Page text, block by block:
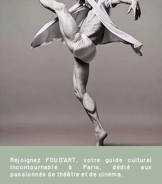
Rejoignez FOUD'ART, votre guide culturel
incontournable à Paris, dédié aux
passionnés de théâtre et de cinéma.